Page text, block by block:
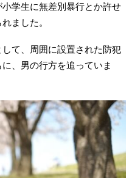
学生に無差別暴行とか許せ
ました。
て、周囲に設置された防犯
、男の行方を追っていま